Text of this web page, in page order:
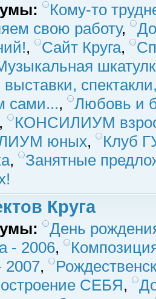
Кому-то
свою работу,
, Сайт Круга,
сами...,
Любовь и
,
КОНСИЛИУМ
юных,
Клуб
,
Занятные
Круга
День
- 2006,
2007,
СЕБЯ,